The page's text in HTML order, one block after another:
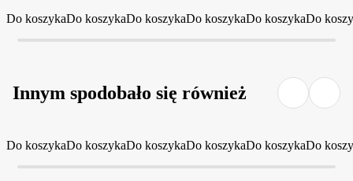
Do koszykaDo koszykaDo koszykaDo koszykaDo koszykaDo
Innym spodobało się również
Do koszykaDo koszykaDo koszykaDo koszykaDo koszykaDo